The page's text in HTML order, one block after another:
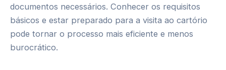
documentos necessários. Conhecer os requisitos
básicos e estar preparado para a visita ao cartório
pode tornar o processo mais eficiente e menos
burocrático.